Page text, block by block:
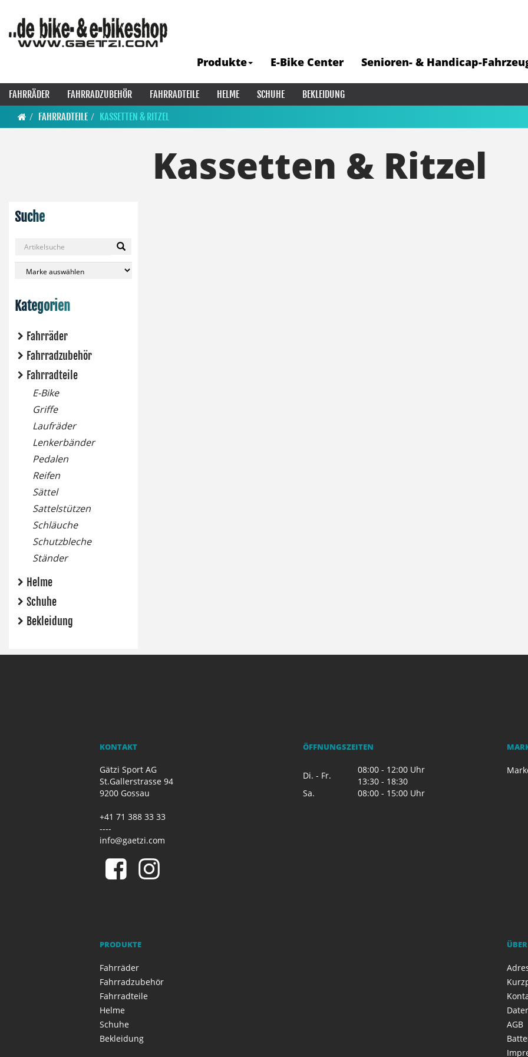
Produkte E-Bike Center Senioren- & Handicap-
FAHRRÄDER FAHRRADZUBEHÖR FAHRRADTEILE HELME SCHUHE
BEKLEIDUNG
FAHRRADTEILE
KASSETTEN & RITZEL
Suche
Kategorien
Fahrräder
Fahrradzubehör
Fahrradteile
E-Bike
Griffe
Laufräder
Lenkerbänder
Pedalen
Reifen
Sättel
Sattelstützen
Schläuche
Schutzbleche
Ständer
Helme
Schuhe
Bekleidung
Kassetten & Ritzel
KONTAKT
Gätzi Sport AG
St.Gallerstrasse 94
9200 Gossau
+41 71 388 33 33
----
info@gaetzi.com
ÖFFNUNGSZEITEN
Di. - Fr.
08:00 - 12:00 Uhr
13:30 - 18:30
Sa.
08:00 - 15:00 Uhr
PRODUKTE
Fahrräder
Fahrradzubehör
Fahrradteile
Helme
Schuhe
Bekleidung
AGB